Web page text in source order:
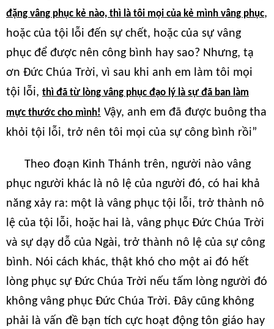
đặng vâng phục kẻ nào, thì là tôi mọi của kẻ mình vâng phục,
hoặc của tội lỗi đến sự chết, hoặc của sự vâng
phục để được nên công bình hay sao? Nhưng, tạ
ơn Đức Chúa Trời, vì sau khi anh em làm tôi mọi
tội lỗi, thì đã từ lòng vâng phục đạo lý là sự đã ban làm
mực thước cho mình! Vậy, anh em đã được buông tha
khỏi tội lỗi, trở nên tôi mọi của sự công bình rồi”
Theo đoạn Kinh Thánh trên, người nào vâng
phục người khác là nô lệ của người đó, có hai khả
năng xảy ra: một là vâng phục tội lỗi, trở thành nô
lệ của tội lỗi, hoặc hai là, vâng phục Đức Chúa Trời
và sự dạy dỗ của Ngài, trở thành nô lệ của sự công
bình. Nói cách khác, thật khó cho một ai đó hết
lòng phục sự Đức Chúa Trời nếu tấm lòng người đó
không vâng phục Đức Chúa Trời. Đây cũng không
phải là vấn đề bạn tích cực hoạt động tôn giáo hay